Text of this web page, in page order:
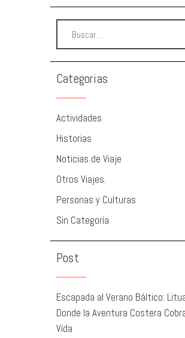
Categorias
Actividades
Historias
Noticias de Viaje
Otros Viajes.
Personas y Culturas
Sin Categoría
Post
Escapada al Verano Báltico:
Donde la Aventura Costera
Vida